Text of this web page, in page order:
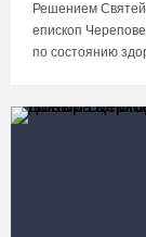
Решением
епископ
по состоянию